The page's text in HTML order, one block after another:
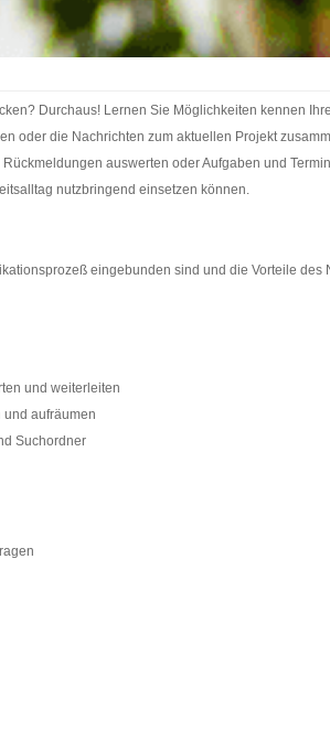
Durchaus! Lernen Sie Möglichkeiten kennen
oder die Nachrichten zum aktuellen Projekt
auswerten oder Aufgaben und
nutzbringend einsetzen können.
eingebunden sind und die Vorteile des
und weiterleiten
aufräumen
Suchordner